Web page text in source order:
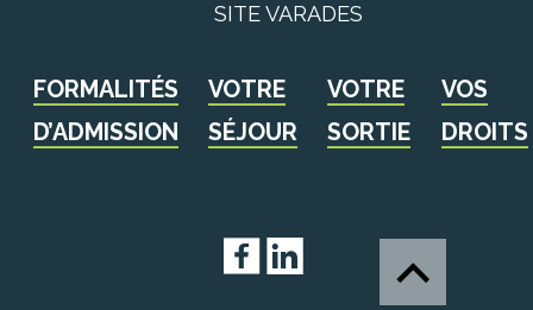
SITE VARADES
FORMALITÉS
D’ADMISSION
VOTRE
SÉJOUR
VOTRE
SORTIE
VOS
DROITS
Facebook
LinkedIn